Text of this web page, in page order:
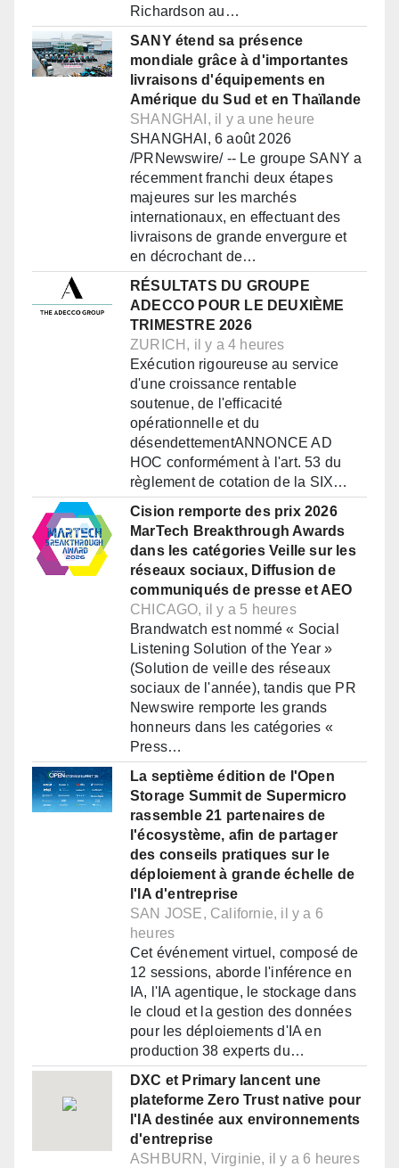
Richardson au…
SANY étend sa présence
mondiale grâce à d'importantes
livraisons d'équipements en
Amérique du Sud et en Thaïlande
SHANGHAI, il y a une heure
SHANGHAI, 6 août 2026
/PRNewswire/ -- Le groupe SANY a
récemment franchi deux étapes
majeures sur les marchés
internationaux, en effectuant des
livraisons de grande envergure et
en décrochant de…
RÉSULTATS DU GROUPE
ADECCO POUR LE DEUXIÈME
TRIMESTRE 2026
ZURICH, il y a 4 heures
Exécution rigoureuse au service
d'une croissance rentable
soutenue, de l'efficacité
opérationnelle et du
désendettementANNONCE AD
HOC conformément à l'art. 53 du
règlement de cotation de la SIX…
Cision remporte des prix 2026
MarTech Breakthrough Awards
dans les catégories Veille sur les
réseaux sociaux, Diffusion de
communiqués de presse et AEO
CHICAGO, il y a 5 heures
Brandwatch est nommé « Social
Listening Solution of the Year »
(Solution de veille des réseaux
sociaux de l'année), tandis que PR
Newswire remporte les grands
honneurs dans les catégories «
Press…
La septième édition de l'Open
Storage Summit de Supermicro
rassemble 21 partenaires de
l'écosystème, afin de partager
des conseils pratiques sur le
déploiement à grande échelle de
l'IA d'entreprise
SAN JOSE, Californie, il y a 6
heures
Cet événement virtuel, composé de
12 sessions, aborde l'inférence en
IA, l'IA agentique, le stockage dans
le cloud et la gestion des données
pour les déploiements d'IA en
production 38 experts du…
DXC et Primary lancent une
plateforme Zero Trust native pour
l'IA destinée aux environnements
d'entreprise
ASHBURN, Virginie, il y a 6 heures